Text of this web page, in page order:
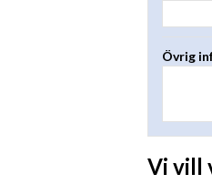
Övrig
Vi vill